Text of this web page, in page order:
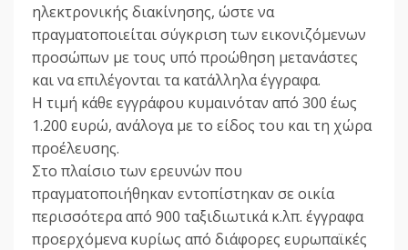
ηλεκτρονικής διακίνησης, ώστε να
πραγματοποιείται σύγκριση των εικονιζόμενων
προσώπων με τους υπό προώθηση μετανάστες
και να επιλέγονται τα κατάλληλα έγγραφα.
Η τιμή κάθε εγγράφου κυμαινόταν από 300 έως
1.200 ευρώ, ανάλογα με το είδος του και τη χώρα
προέλευσης.
Στο πλαίσιο των ερευνών που
πραγματοποιήθηκαν εντοπίστηκαν σε οικία
περισσότερα από 900 ταξιδιωτικά κ.λπ. έγγραφα
προερχόμενα κυρίως από διάφορες ευρωπαϊκές